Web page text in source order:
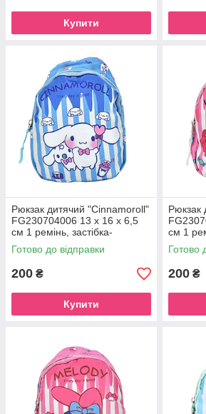
Купити
Рюкзак дитячий "Cinnamoroll"
FG230704006 13 x 16 x 6,5
см 1 ремінь, застібка-
блискавка Blue
Готово до відправки
200 ₴
Купити
Рюкзак
см 1
Готово
200 ₴